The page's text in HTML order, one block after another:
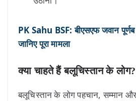
PK Sahu BSF: बीएसएफ जवान
जानिए पूरा मामला
क्या चाहते हैं बलूचिस्तान के लोग?
बलूचिस्तान के लोग पहचान, सम्मान